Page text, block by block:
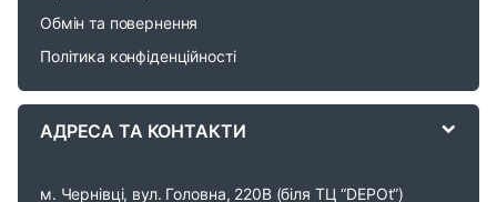
Обмін та повернення
Політика конфіденційності
АДРЕСА ТА КОНТАКТИ
м. Чернівці, вул. Головна, 220В (біля ТЦ “DEPOt”)